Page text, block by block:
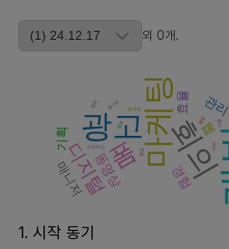
서, 더욱 정밀한 타겟 설정과 예측 분석
- **현재 시장**: 숏폼 동영상은 급성
에 대한 수요가 높음.
- **향후 3년간 추세**: 숏폼 콘텐츠의
자동화된 도구의 필요성이 증가할 것
슷한 기능을 제공하는 광고 관리 플랫
- **예상 경쟁업체와 서비스**: 인스
혹은 Adobe, Canva 같은 디자인 툴
외 0개.
마케팅
광고 회의
폼
디지털
동영상
웹
관리
효율
경험
매니저
기획
효과
플랫폼
광고주
영상
완성
서버
참여
사용
오프라인
1. 시작 동기